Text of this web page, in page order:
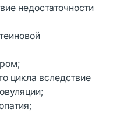
недостаточности
цикла вследствие